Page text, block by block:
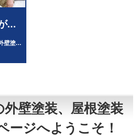
...
【 ラクスト/お客様の声 】外壁塗装・K様邸
壁塗装、屋根塗装
ージへようこそ！